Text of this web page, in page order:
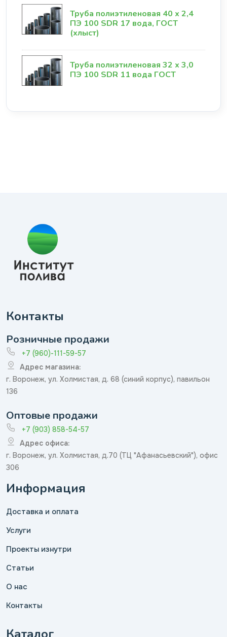
Труба полиэтиленовая 40 х 2,4
ПЭ 100 SDR 17 вода, ГОСТ
(хлыст)
Труба полиэтиленовая 32 х 3,0
ПЭ 100 SDR 11 вода ГОСТ
Контакты
Розничные продажи
+7 (960)-111-59-57
Адрес магазина:
г. Воронеж, ул. Холмистая, д. 68 (синий корпус), павильон
136
Оптовые продажи
+7 (903) 858-54-57
Адрес офиса:
г. Воронеж, ул. Холмистая, д.70 (ТЦ "Афанасьевский"), офис
306
Информация
Доставка и оплата
Услуги
Проекты изнутри
Статьи
О нас
Контакты